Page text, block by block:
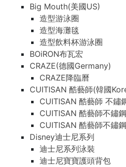
Big Mouth(美國US)
造型游泳圈
造型海灘毯
造型飲料杯游泳圈
BOiRON布瓦宏
CRAZE(德國Germany)
CRAZE降臨曆
CUITISAN 酷藝師(韓國
CUITISAN 酷藝師 不鏽
CUITISAN 酷藝師不鏽
CUITISAN 酷藝師不鏽
Disney迪士尼系列
迪士尼系列泳裝
迪士尼寶寶護頭背包